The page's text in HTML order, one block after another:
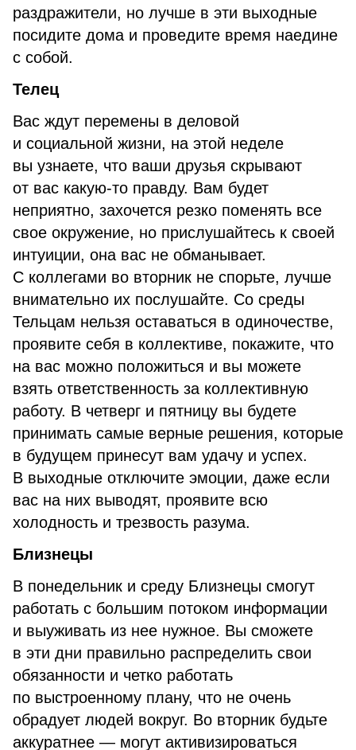
раздражители, но лучше в эти выходные
посидите дома и проведите время наедине
с собой.
Телец
Вас ждут перемены в деловой
и социальной жизни, на этой неделе
вы узнаете, что ваши друзья скрывают
от вас какую-то правду. Вам будет
неприятно, захочется резко поменять все
свое окружение, но прислушайтесь к своей
интуиции, она вас не обманывает.
С коллегами во вторник не спорьте, лучше
внимательно их послушайте. Со среды
Тельцам нельзя оставаться в одиночестве,
проявите себя в коллективе, покажите, что
на вас можно положиться и вы можете
взять ответственность за коллективную
работу. В четверг и пятницу вы будете
принимать самые верные решения, которые
в будущем принесут вам удачу и успех.
В выходные отключите эмоции, даже если
вас на них выводят, проявите всю
холодность и трезвость разума.
Близнецы
В понедельник и среду Близнецы смогут
работать с большим потоком информации
и выуживать из нее нужное. Вы сможете
в эти дни правильно распределить свои
обязанности и четко работать
по выстроенному плану, что не очень
обрадует людей вокруг. Во вторник будьте
аккуратнее — могут активизироваться